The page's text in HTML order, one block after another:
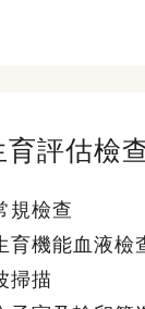
育評估檢
規檢查
育機能血液檢
掃描